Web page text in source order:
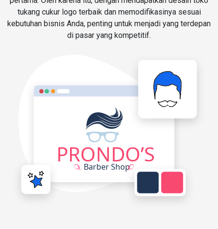
tukang cukur logo terbaik dan memodifikasinya sesuai
kebutuhan bisnis Anda, penting untuk menjadi yang terdepan
di pasar yang kompetitif.